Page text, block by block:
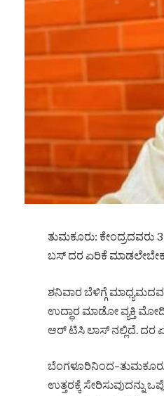
ತುಮಕೂರು: ಕೇಂದ್ರದವರು
ಬಸ್ ದರ ಏರಿಕೆ
ಶನಿವಾರ ಬೆಳಿಗ್ಗೆ
ಉದ್ಧಾರ ಮಾಡೋ ವ್ಯಕ್ತಿ
ಆರ್ ಟಿಸಿ ಲಾಸ್ ನಲ್ಲಿದೆ. ದರ
ಉತ್ತರಕ್ಕೆ ಸೇರಿಸುವುದನ್ನು